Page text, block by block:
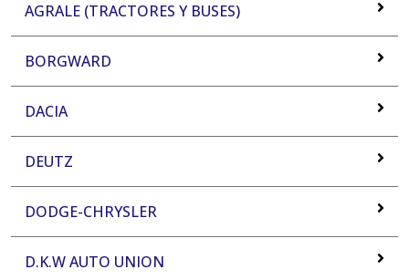
AGRALE (TRACTORES Y BUSES)
BORGWARD
DACIA
DEUTZ
DODGE-CHRYSLER
D.K.W AUTO UNION